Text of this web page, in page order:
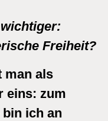
Freiheit?
man als
eins: zum
ich an